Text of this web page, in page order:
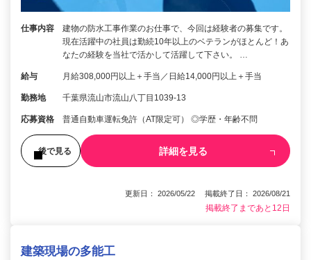
仕事内容
建物の防水工事作業のお仕事で、今回は経験者の募集です。
現在活躍中の社員は勤続10年以上のベテランがほとんど！あ
なたの経験を当社で活かして活躍して下さい。 …
給与 月給308,000円以上＋手当／日給14,000円以上＋手当
勤務地 千葉県流山市流山八丁目1039-13
応募資格 普通自動車運転免許（AT限定可） ◎学歴・年齢不問
後で見る 詳細を見る
更新日： 2026/05/22 掲載終了日： 2026/08/21
掲載終了まであと12日
建築現場の多能工